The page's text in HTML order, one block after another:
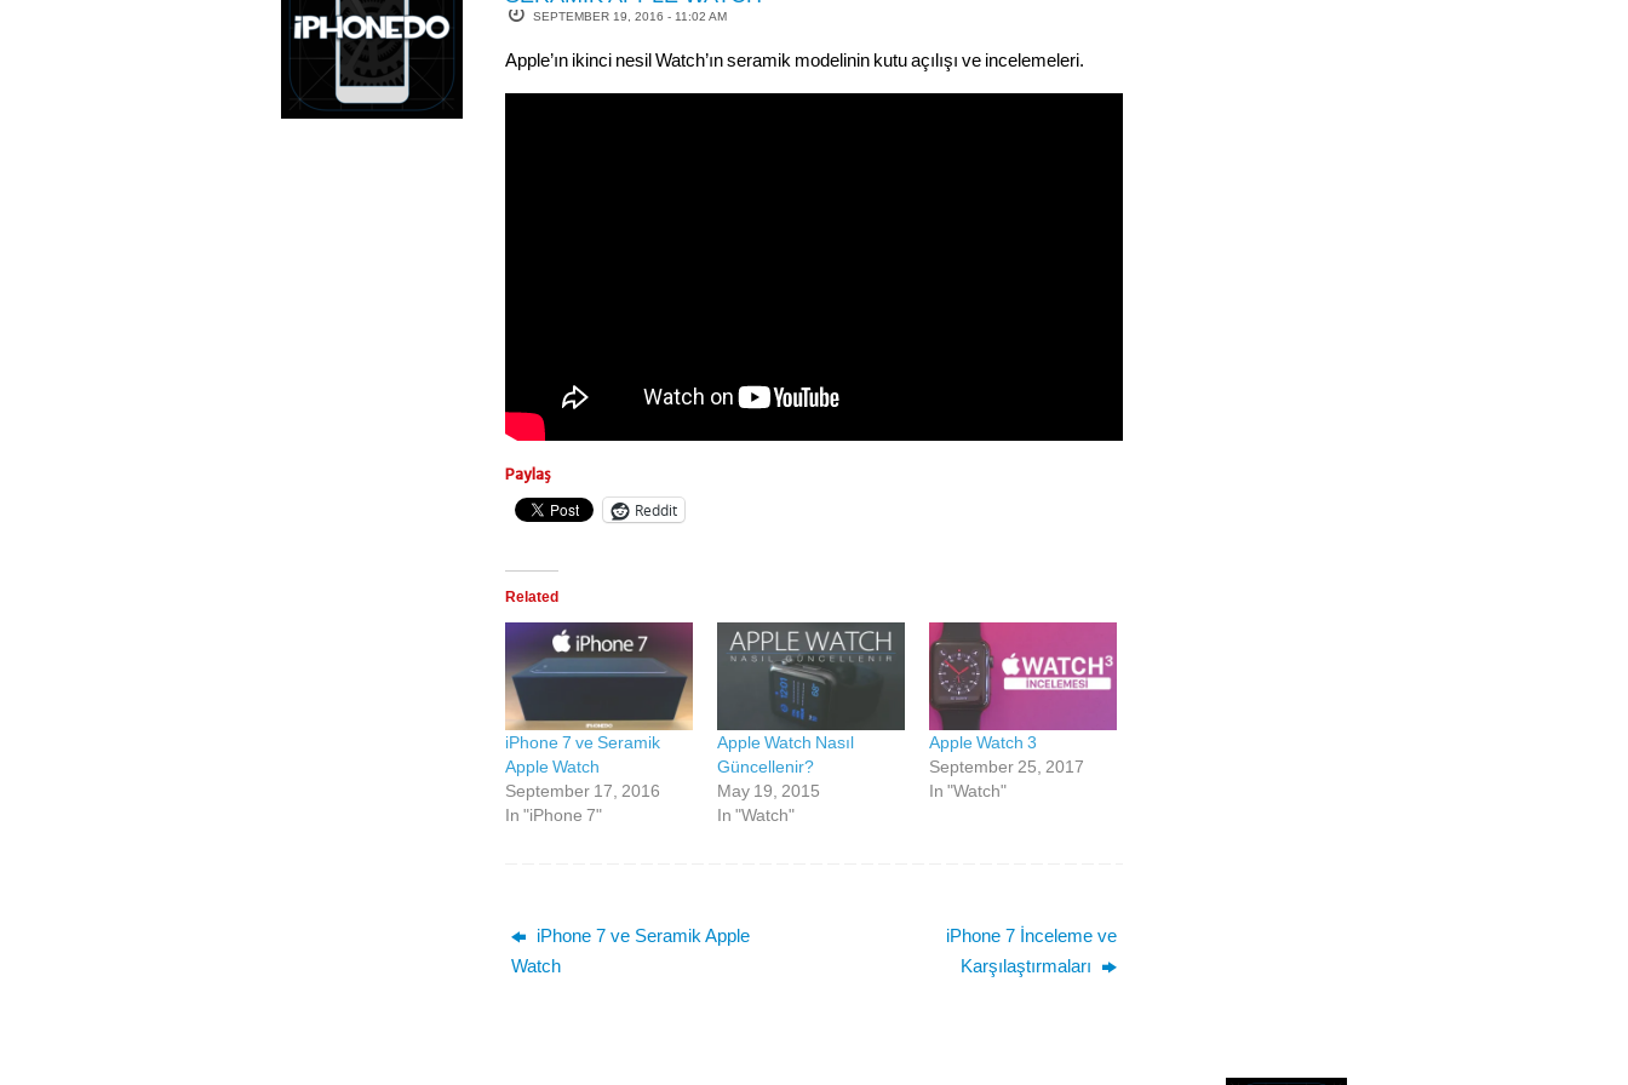
SEPTEMBER 19, 2016 - 11:02 AM
Apple’ın ikinci nesil Watch’ın seramik modelinin kutu açılışı ve incelemeleri.
Paylaş
Reddit
Related
iPhone 7 ve Seramik
Apple Watch
September 17, 2016
In "iPhone 7"
Apple Watch Nasıl
Güncellenir?
May 19, 2015
In "Watch"
Apple Watch 3
September 25, 2017
In "Watch"
iPhone 7 ve Seramik Apple
Watch
iPhone 7 İnceleme ve
Karşılaştırmaları